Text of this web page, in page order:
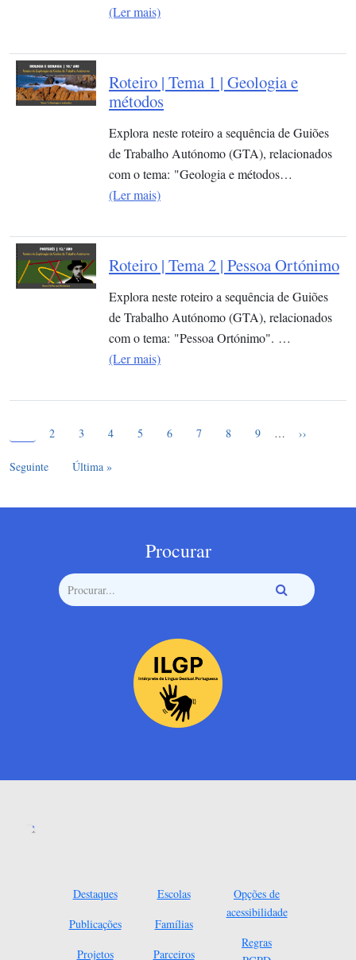
(Ler mais)
Roteiro | Tema 1 | Geologia e
métodos
Explora neste roteiro a sequência de Guiões
de Trabalho Autónomo (GTA), relacionados
com o tema: "Geologia e métodos…
(Ler mais)
Roteiro | Tema 2 | Pessoa Ortónimo
Explora neste roteiro a sequência de Guiões
de Trabalho Autónomo (GTA), relacionados
com o tema: "Pessoa Ortónimo". …
(Ler mais)
Page
2 Page
3 Page
4 Page
5 Page
6 Page
7 Page
8 Page
9 … Próxima
››
Seguinte Última página
Última »
Procurar
Destaques
Publicações
Projetos
Escolas
Famílias
Parceiros
Opções de
acessibilidade
Regras